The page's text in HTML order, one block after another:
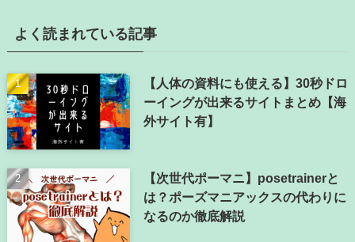
よく読まれている記事
【人体の資料にも使える】30秒ドロ
ーイングが出来るサイトまとめ【海
外サイト有】
【次世代ポーマニ】posetrainerと
は？ポーズマニアックスの代わりに
なるのか徹底解説